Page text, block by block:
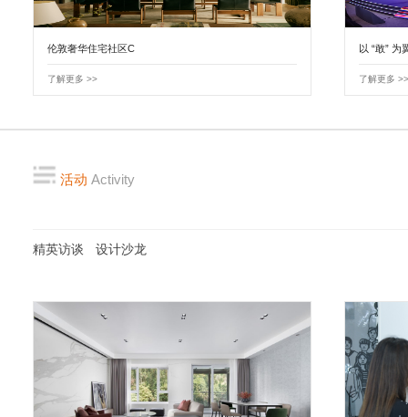
伦敦奢华住宅社区C
了解更多 >>
以 “敢” 为
了解更多
活动 Activity
精英访谈 设计沙龙